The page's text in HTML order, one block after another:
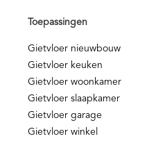
Toepassingen
Gietvloer nieuwbouw
Gietvloer keuken
Gietvloer woonkamer
Gietvloer slaapkamer
Gietvloer garage
Gietvloer winkel